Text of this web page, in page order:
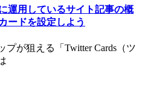
運用しているサイト記事の概
ードを設定しよう
プが狙える「Twitter Cards（ツ